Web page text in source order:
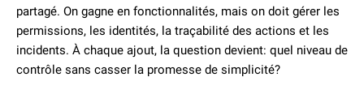
partagé. On gagne en fonctionnalités, mais on doit gérer les
permissions, les identités, la traçabilité des actions et les
incidents. À chaque ajout, la question devient: quel niveau de
contrôle sans casser la promesse de simplicité?